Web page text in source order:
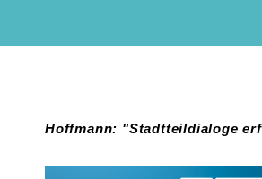
Hoffmann: "Stadtteildialoge